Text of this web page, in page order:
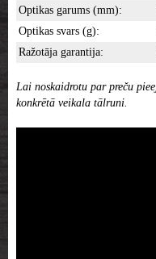
Optikas garums (mm):
Optikas svars (g):
Ražotāja garantija:
Lai noskaidrotu par preču
konkrētā veikala tālruni.